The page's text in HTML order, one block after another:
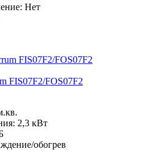
Нет
FIS07F2/FOS07F2
2,3 кВт
обогрев